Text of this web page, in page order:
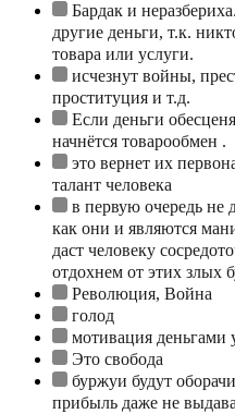
Бардак и
другие деньги, т.к.
товара или услуги.
исчезнут войны,
проституция и т.д.
Если деньги
начнётся товарообмен .
это вернет их
талант человека
в первую очередь не
как они и являются
даст человеку
отдохнем от этих злых
Революция, Война
голод
мотивация деньгами
Это свобода
буржуи будут
прибыль даже не